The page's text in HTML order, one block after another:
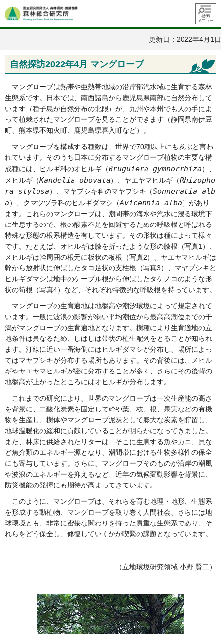
メニュ
ー
更新日：2022年4月1日
自然探訪2022年4月 マングローブ
マングローブは熱帯や亜熱帯地域の沿岸部汽水域に生育する森林
生態系です。日本では、南西諸島から鹿児島県南部に自然分布して
います（種子島が自然分布の北限）が、九州や本州でも人の手によ
って植栽されたマングローブを見ることができます（静岡県南伊豆
町、熊本県不知火町、鹿児島県喜入町など）。
マングローブを構成する種数は、世界で70種以上にも及ぶと言わ
れています。そのうち日本に分布するマングローブ植物の主要な構
成種には、ヒルギ科のオヒルギ（Bruguiera gymnorrhiza）、
メヒルギ（Kandelia obovata）、ヤエヤマヒルギ（Rhizopho
ra stylosa）、マヤプシキ科のマヤプシキ（Sonneratia alb
a）、クマツヅラ科のヒルギダマシ（Avicennia alba）があり
ます。これらのマングローブは、潮間帯の海水や汽水に浸る環境下
に生息するので、根の酸素不足を回避するための呼吸根と呼ばれる
特殊な形態の根系構造を有しています。その形状は種によって様々
です。たとえば、オヒルギは膝を折ったような形の膝根（写真1）、
メヒルギは幹周囲の根元に板状の板根（写真2）、ヤエヤマヒルギは
幹から放射状に伸ばしたタコ足状の支柱根（写真3）、マヤプシキと
ヒルギダマシは地中のケーブル根から伸ばしたタケノコのような形
状の筍根（写真4）など、それぞれ特徴的な呼吸根を持っています。
マングローブの生育適地は地盤高や潮汐環境によって規定されて
います。一般に波浪の影響が弱い平均潮位から最高高潮位までの干
潟がマングローブの生育適地となります。樹種により生育適地の立
地条件は異なるため、しばしば帯状の植生配列をとることが知られ
ます。汀線に近い一番海側にはヒルギダマシが分布し、場所によっ
てはマヤプシキが分布する場所もあります。その背後には、メヒル
ギやヤエヤマヒルギが密に分布することが多く、さらにその後背の
地盤高が上がったところにはオヒルギが分布します。
これまでの研究により、世界のマングローブは一次生産能の高さ
を背景に、二酸化炭素を固定して幹や葉、枝、根、果実などの有機
物を生産し、樹体やマングローブ泥炭として膨大な炭素を貯留し、
地球温暖化の緩和に貢献していることが明らかになってきました。
また、林床に供給されたリターは、そこに生息する魚やカニ、貝な
ど魚介類のエネルギー源となり、潮間帯における生物多様性の保全
にも寄与しています。さらに、マングローブそのものが沿岸の潮風
や波浪のエネルギーを抑えるなど、近年の気候変動影響を背景に、
防災機能の発揮にも期待が高まってきています。
このように、マングローブは、それらを育む地理・地形、生態系
を形成する動植物、マングローブを取り巻く人間社会、さらには地
球環境とも、非常に密接な関わりを持った貴重な生態系であり、そ
れらをどう保全し、修復していくかが喫緊の課題となっています。
（立地環境研究領域 小野 賢二）